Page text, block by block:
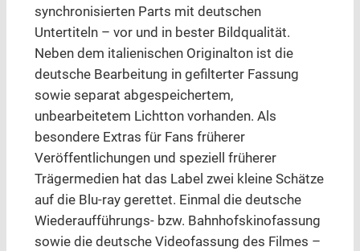
synchronisierten Parts mit deutschen
Untertiteln – vor und in bester Bildqualität.
Neben dem italienischen Originalton ist die
deutsche Bearbeitung in gefilterter Fassung
sowie separat abgespeichertem,
unbearbeitetem Lichtton vorhanden. Als
besondere Extras für Fans früherer
Veröffentlichungen und speziell früherer
Trägermedien hat das Label zwei kleine Schätze
auf die Blu-ray gerettet. Einmal die deutsche
Wiederaufführungs- bzw. Bahnhofskinofassung
sowie die deutsche Videofassung des Filmes –